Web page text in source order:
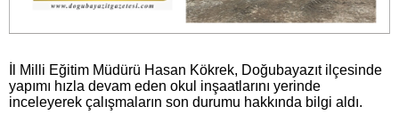
İl Milli Eğitim Müdürü Hasan Kökrek, Doğubayazıt ilçesinde
yapımı hızla devam eden okul inşaatlarını yerinde
inceleyerek çalışmaların son durumu hakkında bilgi aldı.